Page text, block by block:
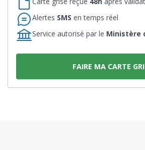
Alertes SMS en temps réel
Service autorisé par le Ministère
FAIRE MA CARTE